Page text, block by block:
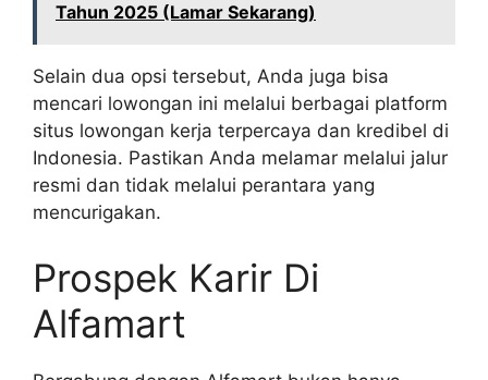
Tahun 2025 (Lamar Sekarang)
Selain dua opsi tersebut, Anda juga bisa
mencari lowongan ini melalui berbagai platform
situs lowongan kerja terpercaya dan kredibel di
Indonesia. Pastikan Anda melamar melalui jalur
resmi dan tidak melalui perantara yang
mencurigakan.
Prospek Karir Di
Alfamart